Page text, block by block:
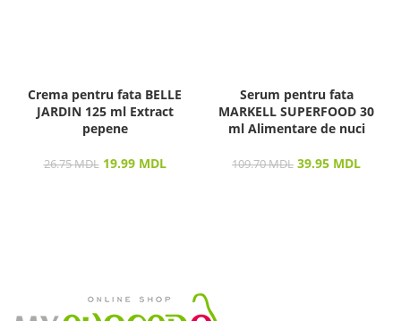
Crema pentru fata BELLE
JARDIN 125 ml Extract
pepene
26.75MDL 19.99 MDL
Serum pentru fata
MARKELL SUPERFOOD 30
ml Alimentare de nuci
109.70MDL 39.95 MDL